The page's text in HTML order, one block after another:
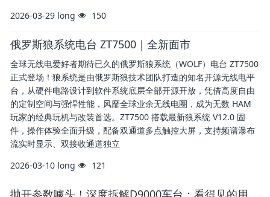
2026-03-29 long 150
俄罗斯狼系统电台 ZT7500｜全新面市
全球无线电爱好者期待已久的俄罗斯狼系统（WOLF）电台 ZT7500
正式登场！狼系统是由俄罗斯狼技术团队打造的知名开源无线电平
台，从硬件电路设计到软件系统底层全部开源开放，凭借高度自由
的定制空间与强悍性能，风靡全球业余无线电圈，成为无数 HAM
玩家的经典玩机与改装首选。ZT7500 搭载最新狼系统 V12.0 固
件，操作体验全面升级，配备双通道多点触控大屏，支持频谱瀑布
流实时显示、双接收通道独立
2026-03-10 long 121
抛开参数噱头！深度拆解D9000车台：看得见的用